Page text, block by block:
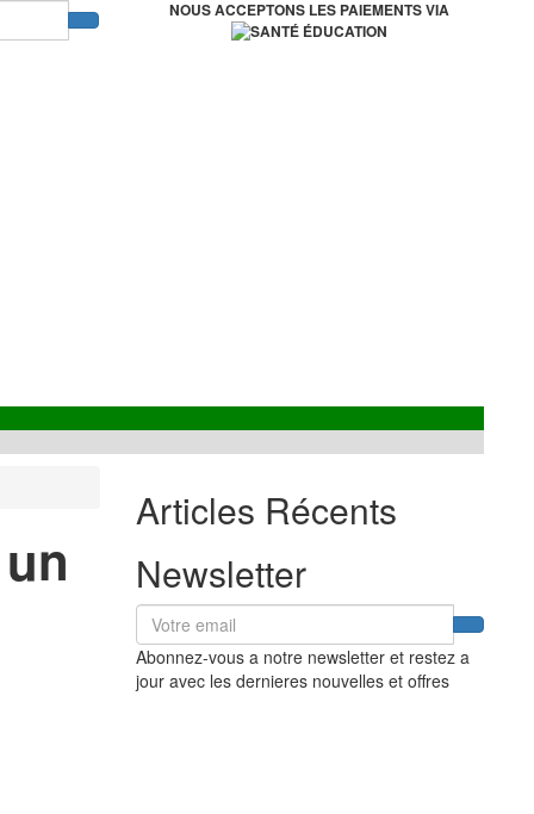
NOUS ACCEPTONS LES PAIEMENTS VIA
Articles Récents
Newsletter
Abonnez-vous a notre newsletter et restez a
jour avec les dernieres nouvelles et offres